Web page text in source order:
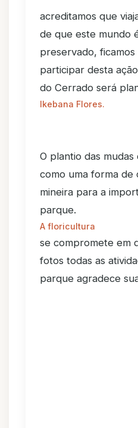
acreditamos que
de que este mundo
preservado,
participar desta
do Cerrado será
Ikebana Flores.
O plantio das
como uma forma de
mineira para a
parque.
A floricultura
se compromete em
fotos todas as
parque agradece